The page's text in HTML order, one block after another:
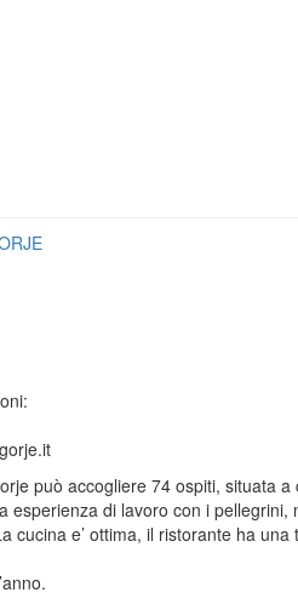
può accogliere 74 ospiti, situata
esperienza di lavoro con i
cucina e’ ottima, il ristorante ha